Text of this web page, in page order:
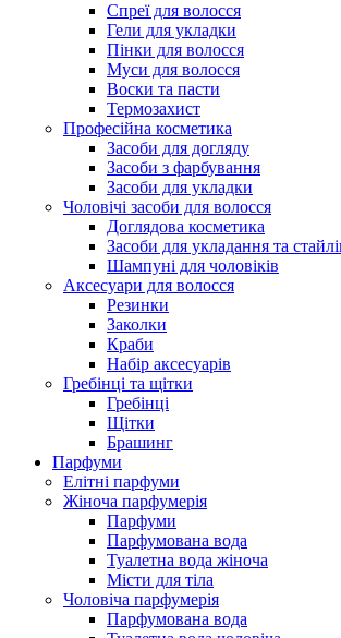
Спреї для волосся
Гели для укладки
Пінки для волосся
Муси для волосся
Воски та пасти
Термозахист
Професійна косметика
Засоби для догляду
Засоби з фарбування
Засоби для укладки
Чоловічі засоби для волосся
Доглядова косметика
Засоби для укладання та
Шампуні для чоловіків
Аксесуари для волосся
Резинки
Заколки
Краби
Набір аксесуарів
Гребінці та щітки
Гребінці
Щітки
Брашинг
Парфуми
Елітні парфуми
Жіноча парфумерія
Парфуми
Парфумована вода
Туалетна вода жіноча
Місти для тіла
Чоловіча парфумерія
Парфумована вода